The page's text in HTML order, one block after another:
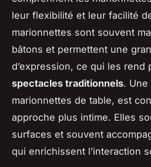
leur flexibilité et leur facilité
marionnettes sont souvent
bâtons et permettent une
d’expression, ce qui les rend
spectacles traditionnels. Une
marionnettes de table, est
approche plus intime. Elles
surfaces et souvent
qui enrichissent l’interaction